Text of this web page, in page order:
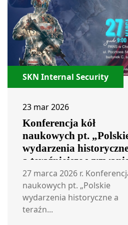
SKN Internal Security
23 mar 2026
Konferencja kół
naukowych pt.
wydarzenia
a teraźniejsze
dla bezpieczeństwa
państwa.”
27 marca 2026 r.
naukowych pt. „Polskie
wydarzenia historyczne a
teraźn...